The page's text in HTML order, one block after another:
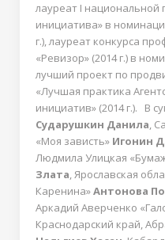
лауреат I национальной
инициатива» в
г.), лауреат конкурса
«Ревизор» (2014 г.) в
лучший проект по
«Лучшая практика
инициатив» (2014 г.). В
Сударушкин Данила,
«Моя зависть» Игонин
Людмила Улицкая
Злата, Ярославская
Каренина»Антонова
Аркадий Аверченко
Краснодарский край,